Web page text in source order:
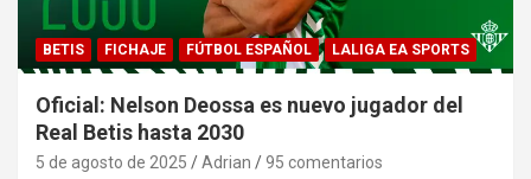
BETIS FICHAJE FÚTBOL ESPAÑOL LALIGA EA SPORTS
Oficial: Nelson Deossa es nuevo jugador del
Real Betis hasta 2030
5 de agosto de 2025 Adrian 95 comentarios